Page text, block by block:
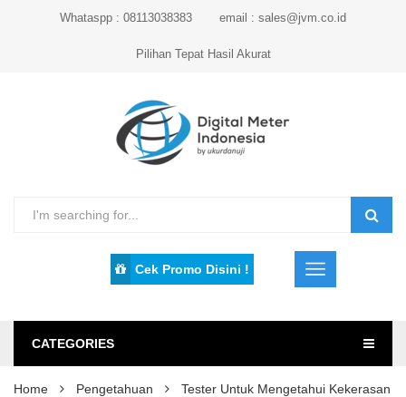
Whataspp : 08113038383 email : sales@jvm.co.id
Pilihan Tepat Hasil Akurat
Cek Promo Disini !
CATEGORIES
Home Pengetahuan Tester Untuk Mengetahui Kekerasan